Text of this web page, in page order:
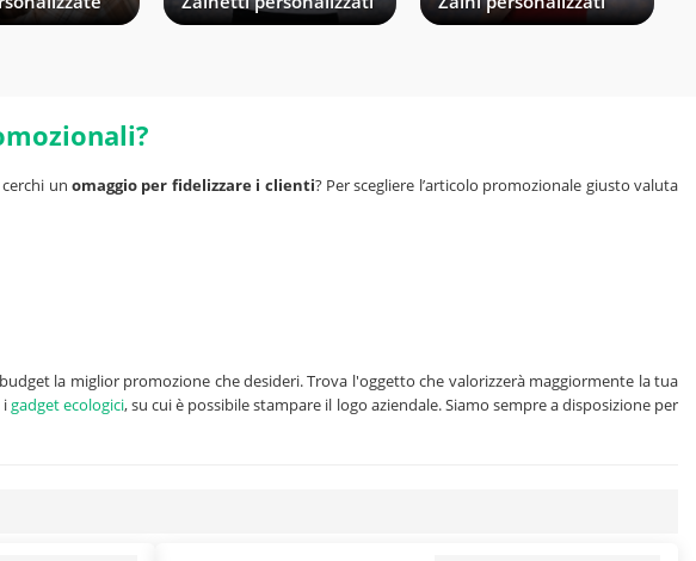
cerchi unomaggio per fidelizzare i clienti? Per scegliere l’articolo promozionale giusto valuta
la miglior promozione che desideri. Trova l'oggetto che valorizzerà maggiormente la tua
igadget ecologici, su cui è possibile stampare il logo aziendale. Siamo sempre a disposizione per